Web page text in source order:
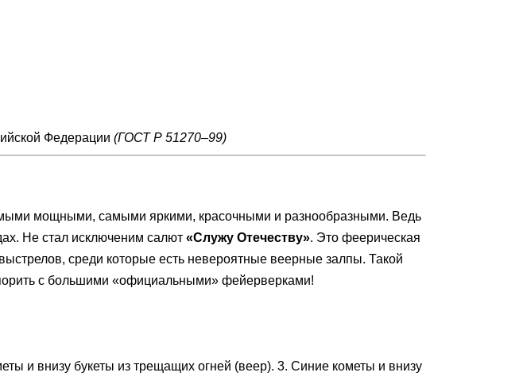
Федерации (ГОСТ Р 51270–99)
мощными, самыми яркими, красочными и разнообразными. Ведь
Не стал исключеним салют «Служу Отечеству». Это феерическая
среди которые есть невероятные веерные залпы. Такой
с большими «официальными» фейерверками!
и внизу букеты из трещащих огней (веер). 3. Синие кометы и внизу